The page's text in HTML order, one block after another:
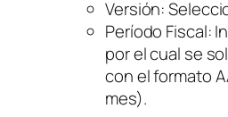
Versión:
Período Fiscal:
por el cual se
con el formato
mes).